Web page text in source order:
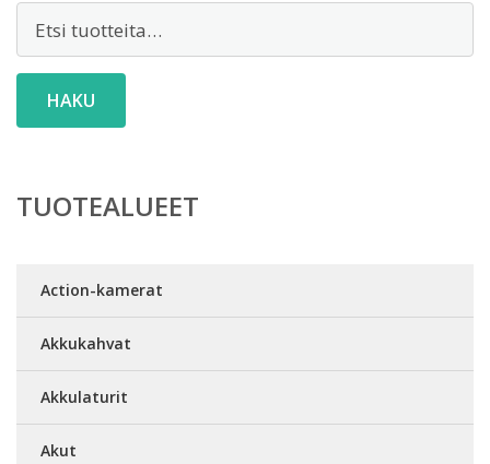
HAKU
TUOTEALUEET
Action-kamerat
Akkukahvat
Akkulaturit
Akut